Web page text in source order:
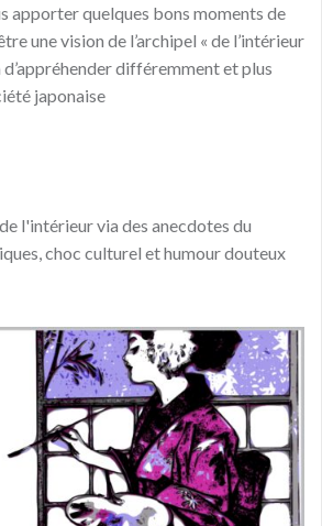
apporter quelques bons moments de
une vision de l’archipel « de l’intérieur
différemment et plus
japonaise
l'intérieur via des anecdotes du
choc culturel et humour douteux